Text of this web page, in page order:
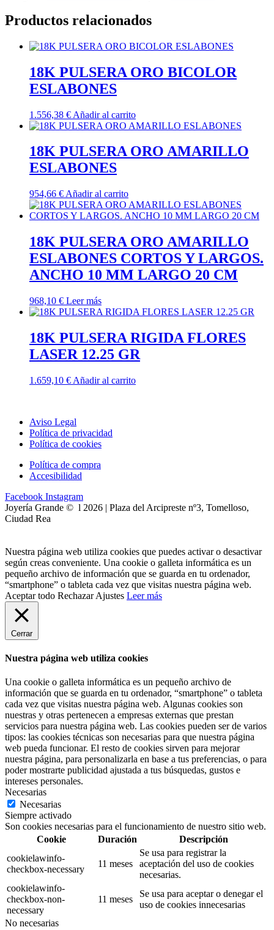
Productos relacionados
18K PULSERA ORO BICOLOR
ESLABONES
1.556,38 € Añadir al carrito
18K PULSERA ORO AMARILLO
ESLABONES
954,66 € Añadir al carrito
18K PULSERA ORO AMARILLO
ESLABONES CORTOS Y LARGOS.
ANCHO 10 MM LARGO 20 CM
968,10 € Leer más
18K PULSERA RIGIDA FLORES
LASER 12.25 GR
1.659,10 € Añadir al carrito
Aviso Legal
Política de privacidad
Política de cookies
Política de compra
Accesibilidad
Facebook Instagram
Joyería Grande © l 2026 | Plaza del Arcipreste nº3, Tomelloso,
Ciudad Rea
Nuestra página web utiliza cookies que puedes activar o desactivar
según creas conveniente. Una cookie o galleta informática es un
pequeño archivo de información que se guarda en tu ordenador,
“smartphone” o tableta cada vez que visitas nuestra página web.
Aceptar todo Rechazar Ajustes Leer más
Cerrar
Nuestra página web utiliza cookies
Una cookie o galleta informática es un pequeño archivo de
información que se guarda en tu ordenador, “smartphone” o tableta
cada vez que visitas nuestra página web. Algunas cookies son
nuestras y otras pertenecen a empresas externas que prestan
servicios para nuestra página web. Las cookies pueden ser de varios
tipos: las cookies técnicas son necesarias para que nuestra página
web pueda funcionar. El resto de cookies sirven para mejorar
nuestra página, para personalizarla en base a tus preferencias, o para
poder mostrarte publicidad ajustada a tus búsquedas, gustos e
intereses personales.
Necesarias
Necesarias
Siempre activado
Son cookies necesarias para el funcionamiento de nuestro sitio web.
Cookie
Duración
Descripción
cookielawinfo-
checkbox-necessary
11 meses
Se usa para registrar la
aceptación del uso de cookies
necesarias.
cookielawinfo-
checkbox-non-
necessary
11 meses
Se usa para aceptar o denegar el
uso de cookies innecesarias
No necesarias